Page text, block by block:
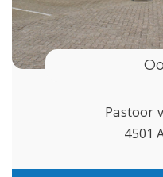
Pastoor
4501